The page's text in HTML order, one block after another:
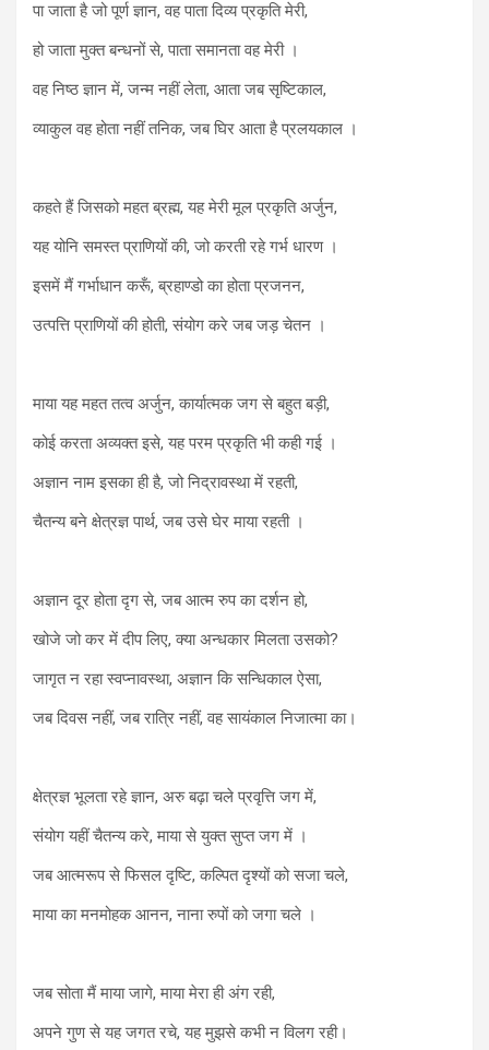
पा जाता है जो पूर्ण ज्ञान, वह पाता दिव्य प्रकृति मेरी,
हो जाता मुक्त बन्धनों से, पाता समानता वह मेरी ।
वह निष्ठ ज्ञान में, जन्म नहीं लेता, आता जब सृष्टिकाल,
व्याकुल वह होता नहीं तनिक, जब घिर आता है प्रलयकाल ।
कहते हैं जिसको महत ब्रह्म, यह मेरी मूल प्रकृति अर्जुन,
यह योनि समस्त प्राणियों की, जो करती रहे गर्भ धारण ।
इसमें मैं गर्भाधान करूँ, ब्रहाण्डो का होता प्रजनन,
उत्पत्ति प्राणियों की होती, संयोग करे जब जड़ चेतन ।
माया यह महत तत्व अर्जुन, कार्यात्मक जग से बहुत बड़ी,
कोई करता अव्यक्त इसे, यह परम प्रकृति भी कही गई ।
अज्ञान नाम इसका ही है, जो निद्रावस्था में रहती,
चैतन्य बने क्षेत्रज्ञ पार्थ, जब उसे घेर माया रहती ।
अज्ञान दूर होता दृग से, जब आत्म रुप का दर्शन हो,
खोजे जो कर में दीप लिए, क्या अन्धकार मिलता उसको?
जागृत न रहा स्वप्नावस्था, अज्ञान कि सन्धिकाल ऐसा,
जब दिवस नहीं, जब रात्रि नहीं, वह सायंकाल निजात्मा का।
क्षेत्रज्ञ भूलता रहे ज्ञान, अरु बढ़ा चले प्रवृत्ति जग में,
संयोग यहीं चैतन्य करे, माया से युक्त सुप्त जग में ।
जब आत्मरूप से फिसल दृष्टि, कल्पित दृश्यों को सजा चले,
माया का मनमोहक आनन, नाना रुपों को जगा चले ।
जब सोता मैं माया जागे, माया मेरा ही अंग रही,
अपने गुण से यह जगत रचे, यह मुझसे कभी न विलग रही।